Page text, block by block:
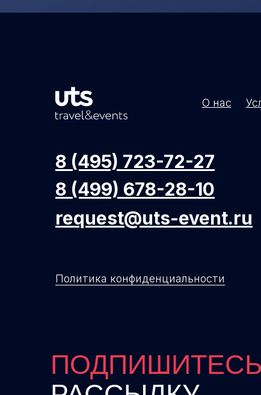
ПОДПИШИТЕСЬ
request@uts-event.ru
Политика конфиденциальности
О нас
8 (495) 723-72-27
8 (499) 678-28-10